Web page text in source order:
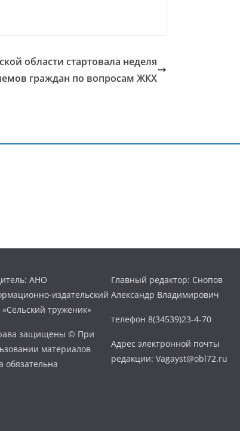
области стартовала неделя
граждан по вопросам ЖКХ
АНО
издательский
труженик»
защищены © При
материалов
обязательна
Главный редактор: Снопов
Александр Владимирович
телефон 8(34539)23-4-70
Адрес электронной почты
редакции: Vagayst@obl72.ru